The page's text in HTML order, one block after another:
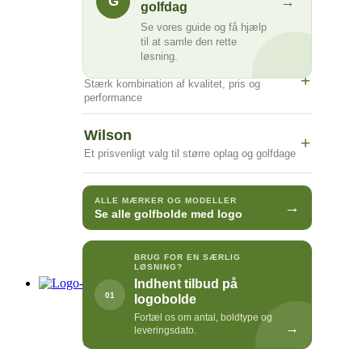
golfdag
Se vores guide og få hjælp
til at samle den rette
løsning.
Premiumvalget til kunder, events og
Stærk kombination af kvalitet, pris og
performance
+
Wilson
Et prisvenligt valg til større oplag og golfdage
+
ALLE MÆRKER OG MODELLER
Se alle golfbolde med logo →
01
BRUG FOR EN SÆRLIG
LØSNING?
Indhent tilbud på
logobolde
Fortæl os om antal, boldtype og
leveringsdato.
→
Logo-Express
ENKLE LOGOER · SHARPIEPRINT